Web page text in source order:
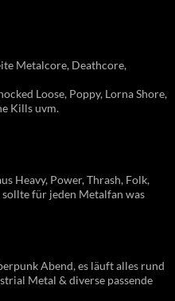
Metalcore, Deathcore,
Loose, Poppy, Lorna Shore,
Kills uvm.
Heavy, Power, Thrash, Folk,
für jeden Metalfan was
Abend, es läuft alles rund
Metal & diverse passende